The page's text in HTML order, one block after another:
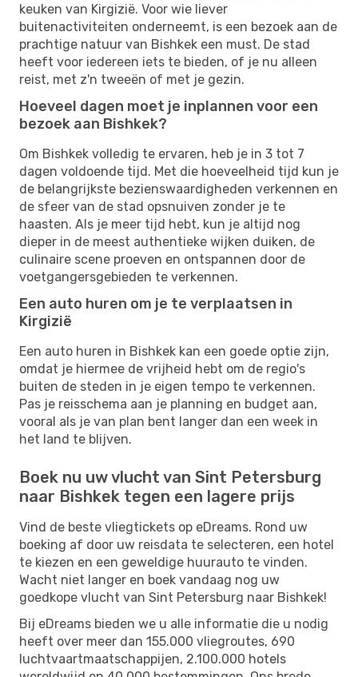
keuken van Kirgizië. Voor wie liever
buitenactiviteiten onderneemt, is een bezoek aan de
prachtige natuur van Bishkek een must. De stad
heeft voor iedereen iets te bieden, of je nu alleen
reist, met z'n tweeën of met je gezin.
Hoeveel dagen moet je inplannen voor een
bezoek aan Bishkek?
Om Bishkek volledig te ervaren, heb je in 3 tot 7
dagen voldoende tijd. Met die hoeveelheid tijd kun je
de belangrijkste bezienswaardigheden verkennen en
de sfeer van de stad opsnuiven zonder je te
haasten. Als je meer tijd hebt, kun je altijd nog
dieper in de meest authentieke wijken duiken, de
culinaire scene proeven en ontspannen door de
voetgangersgebieden te verkennen.
Een auto huren om je te verplaatsen in
Kirgizië
Een auto huren in Bishkek kan een goede optie zijn,
omdat je hiermee de vrijheid hebt om de regio's
buiten de steden in je eigen tempo te verkennen.
Pas je reisschema aan je planning en budget aan,
vooral als je van plan bent langer dan een week in
het land te blijven.
Boek nu uw vlucht van Sint Petersburg
naar Bishkek tegen een lagere prijs
Vind de beste vliegtickets op eDreams. Rond uw
boeking af door uw reisdata te selecteren, een hotel
te kiezen en een geweldige huurauto te vinden.
Wacht niet langer en boek vandaag nog uw
goedkope vlucht van Sint Petersburg naar Bishkek!
Bij eDreams bieden we u alle informatie die u nodig
heeft over meer dan 155.000 vliegroutes, 690
luchtvaartmaatschappijen, 2.100.000 hotels